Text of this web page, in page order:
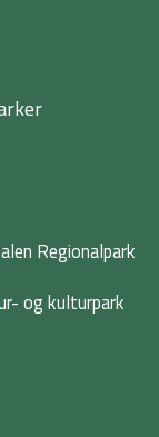
Regionalpark
og kulturpark